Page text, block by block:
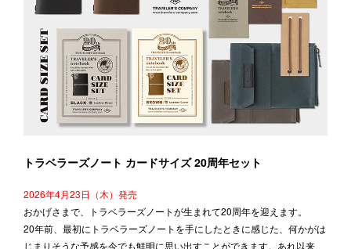
トラベラーズノート カードサイズ 20周年セット
2026年4月23日（木）発売
おかげさまで、トラベラーズノートが生まれて20周年を迎えます。
20年前、最初にトラベラーズノートを手にしたときに感じた、何かがは
じまりそうな予感を今でも鮮明に思い出すことができます。あれ以来、